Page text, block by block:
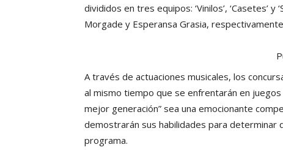
divididos en tres equipos: ‘Vinilos’, ‘Casetes’
Morgade y Esperansa Grasia,
A través de actuaciones musicales, los
al mismo tiempo que se enfrentarán en
mejor generación” sea una emocionante
demostrarán sus habilidades para determinar
programa.